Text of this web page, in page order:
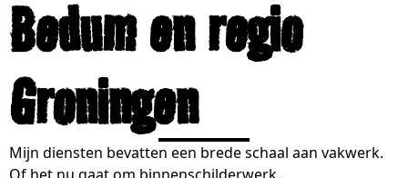
Bedum en regio
Groningen
Mijn diensten bevatten een brede schaal aan vakwerk.